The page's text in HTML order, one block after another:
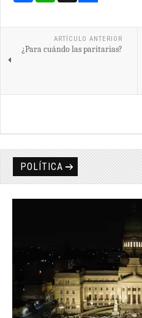
ARTÍCULO ANTERIOR
¿Para cuándo las paritarias?
POLÍTICA